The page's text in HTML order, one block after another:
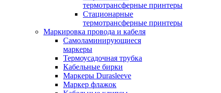
термотрансферные принтеры
Стационарные
термотрансферные принтеры
Маркировка провода и кабеля
Самоламинирующиеся
маркеры
Термоусадочная трубка
Кабельные бирки
Маркеры Durasleeve
Маркер флажок